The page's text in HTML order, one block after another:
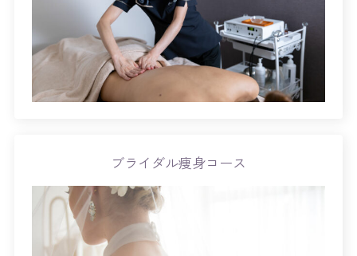
ブライダル痩身コース